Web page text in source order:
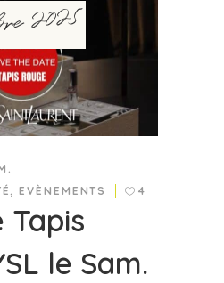
2025
,EVÈNEMENTS 4
Tapis
le Sam.